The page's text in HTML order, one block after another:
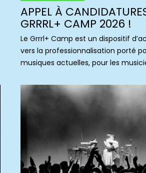
APPEL À
GRRRL+ CAMP 2026 !
Le Grrrl+ Camp est un dispositif
vers la professionnalisation porté
musiques actuelles, pour les